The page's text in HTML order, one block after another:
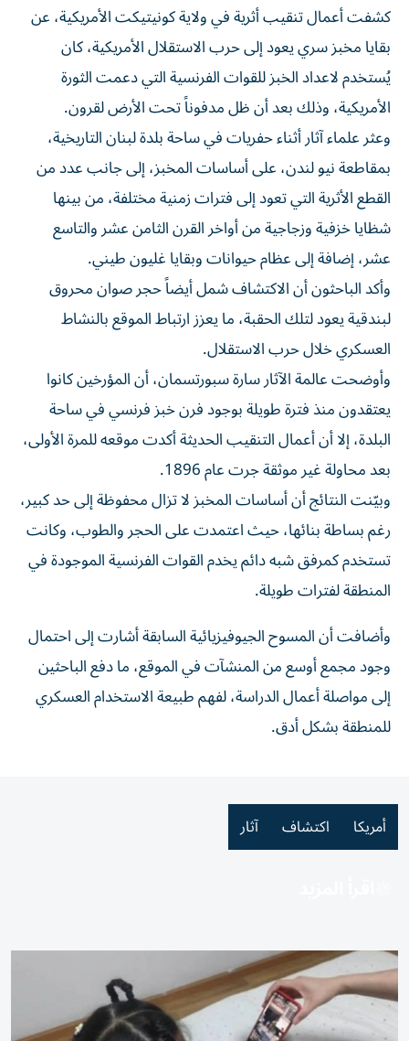
كشفت أعمال تنقيب أثرية في ولاية كونيتيكت الأمريكية، عن
بقايا مخبز سري يعود إلى حرب الاستقلال الأمريكية، كان
يُستخدم لاعداد الخبز للقوات الفرنسية التي دعمت الثورة
الأمريكية، وذلك بعد أن ظل مدفوناً تحت الأرض لقرون.
وعثر علماء آثار أثناء حفريات في ساحة بلدة لبنان التاريخية،
بمقاطعة نيو لندن، على أساسات المخبز، إلى جانب عدد من
القطع الأثرية التي تعود إلى فترات زمنية مختلفة، من بينها
شظايا خزفية وزجاجية من أواخر القرن الثامن عشر والتاسع
عشر، إضافة إلى عظام حيوانات وبقايا غليون طيني.
وأكد الباحثون أن الاكتشاف شمل أيضاً حجر صوان محروق
لبندقية يعود لتلك الحقبة، ما يعزز ارتباط الموقع بالنشاط
العسكري خلال حرب الاستقلال.
وأوضحت عالمة الآثار سارة سبورتسمان، أن المؤرخين كانوا
يعتقدون منذ فترة طويلة بوجود فرن خبز فرنسي في ساحة
البلدة، إلا أن أعمال التنقيب الحديثة أكدت موقعه للمرة الأولى،
بعد محاولة غير موثقة جرت عام 1896.
وبيّنت النتائج أن أساسات المخبز لا تزال محفوظة إلى حد كبير،
رغم بساطة بنائها، حيث اعتمدت على الحجر والطوب، وكانت
تستخدم كمرفق شبه دائم يخدم القوات الفرنسية الموجودة في
المنطقة لفترات طويلة.
وأضافت أن المسوح الجيوفيزيائية السابقة أشارت إلى احتمال
وجود مجمع أوسع من المنشآت في الموقع، ما دفع الباحثين
إلى مواصلة أعمال الدراسة، لفهم طبيعة الاستخدام العسكري
للمنطقة بشكل أدق.
أمريكا اكتشاف آثار